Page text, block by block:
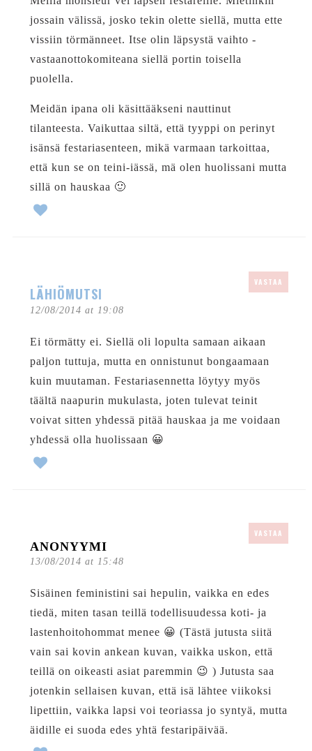
jossain välissä, josko tekin olette siellä, mutta ette
vissiin törmänneet. Itse olin läpsystä vaihto -
vastaanottokomiteana siellä portin toisella
puolella.
Meidän ipana oli käsittääkseni nauttinut
tilanteesta. Vaikuttaa siltä, että tyyppi on perinyt
isänsä festariasenteen, mikä varmaan tarkoittaa,
että kun se on teini-iässä, mä olen huolissani mutta
sillä on hauskaa 🙂
LÄHIÖMUTSI
12/08/2014 at 19:08
VASTAA
Ei törmätty ei. Siellä oli lopulta samaan aikaan
paljon tuttuja, mutta en onnistunut bongaamaan
kuin muutaman. Festariasennetta löytyy myös
täältä naapurin mukulasta, joten tulevat teinit
voivat sitten yhdessä pitää hauskaa ja me voidaan
yhdessä olla huolissaan 😀
ANONYYMI
13/08/2014 at 15:48
VASTAA
Sisäinen feministini sai hepulin, vaikka en edes
tiedä, miten tasan teillä todellisuudessa koti- ja
lastenhoitohommat menee 😀 (Tästä jutusta siitä
vain sai kovin ankean kuvan, vaikka uskon, että
teillä on oikeasti asiat paremmin 😉 ) Jutusta saa
jotenkin sellaisen kuvan, että isä lähtee viikoksi
lipettiin, vaikka lapsi voi teoriassa jo syntyä, mutta
äidille ei suoda edes yhtä festaripäivää.